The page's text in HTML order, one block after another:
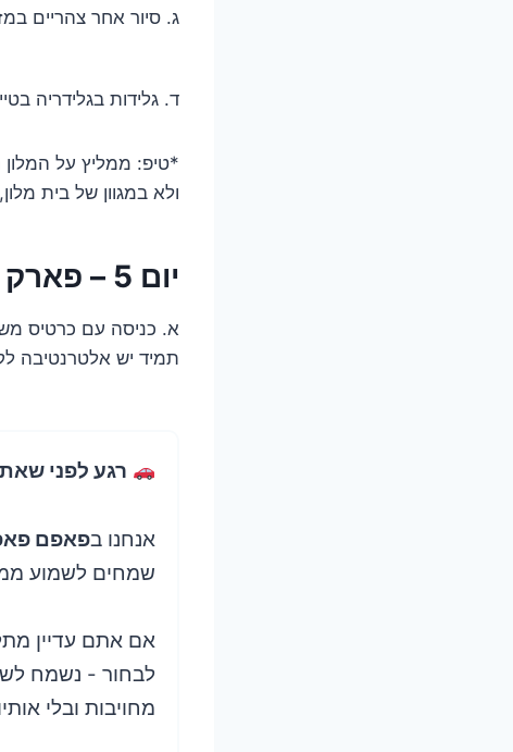
ג. סיור אחר צהריים
ד. גלידות בגלידריה
*טיפ: ממליץ על
ולא במגוון של בית
יום 5 – פארק מים משולב מובילנד
תמיד יש אלטרנטיבה
רגע לפני
אנחנו בפאפם
שמחים לשמוע
אם אתם עדיין
לבחור - נשמח
מחויבות ובלי